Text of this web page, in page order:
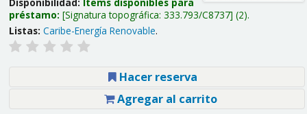
Disponibilidad: Ítems disponibles para
préstamo: Signatura topográfica: 333.793/C8737 (2).
Listas: Caribe-Energía Renovable.
Hacer reserva
Agregar al carrito